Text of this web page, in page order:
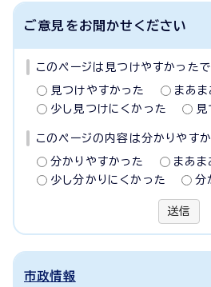
ご意見をお聞かせください
このページは見つけやすかった
見つけやすかった
まあ
少し見つけにくかった
見
このページの内容は分かりやす
分かりやすかった
まあ
少し分かりにくかった
分
送信
市政情報